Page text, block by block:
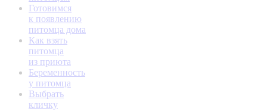
Готовимся
к появлению
питомца дома
Как взять
питомца
из приюта
Беременность
у питомца
Выбрать
кличку